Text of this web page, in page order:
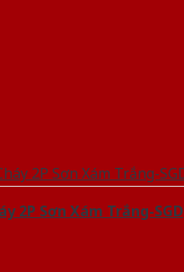
2P Sơn Xám Trắng-SGD